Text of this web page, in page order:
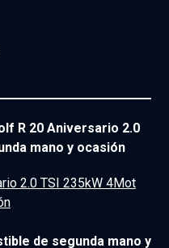
R 20 Aniversario 2.0
mano y ocasión
2.0 TSI 235kW 4Mot
de segunda mano y